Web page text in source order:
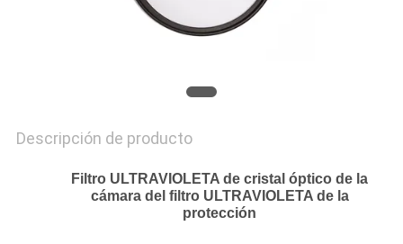
Descripción de producto
Filtro ULTRAVIOLETA de cristal óptico de la
cámara del filtro ULTRAVIOLETA de la
protección